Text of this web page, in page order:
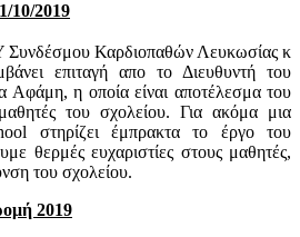
10/2019
Καρδιοπαθών Λευκωσίας κ
επιταγή απο το Διευθυντή του
η οποία είναι αποτέλεσμα του
του σχολείου. Για ακόμα μια
στηρίζει έμπρακτα το έργο του
θερμές ευχαριστίες στους μαθητές,
του σχολείου.
2019